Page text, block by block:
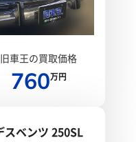
旧車王の買取価格
760万円
スベンツ 250SL